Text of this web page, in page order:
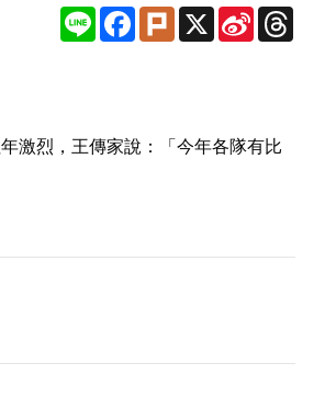
Line Facebook
Plurk X
Sina
Weibo
激烈，王傳家說：「今年各隊有比